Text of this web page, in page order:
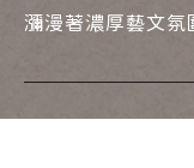
瀰漫著濃厚藝文氛